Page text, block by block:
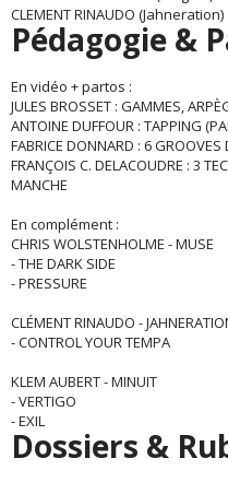
CLEMENT RINAUDO (Jahneration)
Pédagogie &
En vidéo + partos :
JULES BROSSET : GAMMES,
ANTOINE DUFFOUR : TAPPING
FABRICE DONNARD : 6 GROOVES
FRANÇOIS C. DELACOUDRE : 3
MANCHE
En complément :
CHRIS WOLSTENHOLME - MUSE
- THE DARK SIDE
- PRESSURE
CLÉMENT RINAUDO -
- CONTROL YOUR TEMPA
KLEM AUBERT - MINUIT
- VERTIGO
- EXIL
Dossiers &